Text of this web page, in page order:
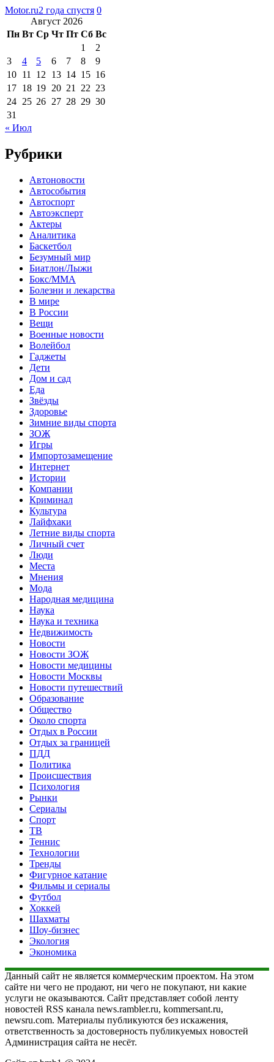
Motor.ru2 года спустя 0
Август 2026
Пн Вт Ср Чт Пт Сб Вс
1
2
3
4 5 6 7 8
9
10 11 12 13 14 15 16
17 18 19 20 21 22 23
24 25 26 27 28 29 30
31
« Июл
Рубрики
Автоновости
Автособытия
Автоспорт
Автоэксперт
Актеры
Аналитика
Баскетбол
Безумный мир
Биатлон/Лыжи
Бокс/MMA
Болезни и лекарства
В мире
В России
Вещи
Военные новости
Волейбол
Гаджеты
Дети
Дом и сад
Еда
Звёзды
Здоровье
Зимние виды спорта
ЗОЖ
Игры
Импортозамещение
Интернет
Истории
Компании
Криминал
Культура
Лайфхаки
Летние виды спорта
Личный счет
Люди
Места
Мнения
Мода
Народная медицина
Наука
Наука и техника
Недвижимость
Новости
Новости ЗОЖ
Новости медицины
Новости Москвы
Новости путешествий
Образование
Общество
Около спорта
Отдых в России
Отдых за границей
ПДД
Политика
Происшествия
Психология
Рынки
Сериалы
Спорт
ТВ
Теннис
Технологии
Тренды
Фигурное катание
Фильмы и сериалы
Футбол
Хоккей
Шахматы
Шоу-бизнес
Экология
Экономика
Данный сайт не является коммерческим проектом. На этом
сайте ни чего не продают, ни чего не покупают, ни какие
услуги не оказываются. Сайт представляет собой ленту
новостей RSS канала news.rambler.ru, kommersant.ru,
newsru.com. Материалы публикуются без искажения,
ответственность за достоверность публикуемых новостей
Администрация сайта не несёт.